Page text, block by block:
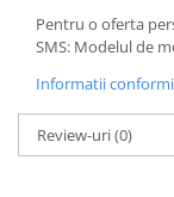
Accesorii
Accesorii cutii Shad
Pentru o oferta
SMS: Modelul de
Informatii
Review-uri(0)